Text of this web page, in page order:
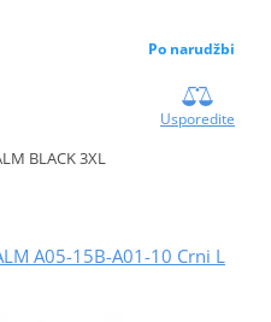
Po narudžbi
Usporedite
BLACK 3XL
A05-15B-A01-10 Crni L